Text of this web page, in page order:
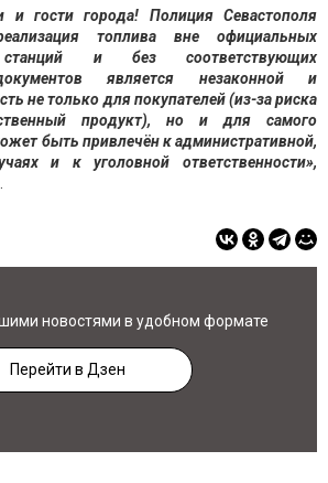
и гости города! Полиция Севастополя
топлива вне официальных
станций и без соответствующих
является незаконной и
не только для покупателей (из-за риска
продукт), но и для самого
быть привлечён к административной,
и к уголовной ответственности»,
новостями в удобном формате
Перейти в Дзен